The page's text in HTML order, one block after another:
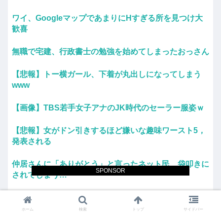
SPONSOR
ワイ、GoogleマップであまりにΗすぎる所を見つけ大
歓喜
無職で宅建、行政書士の勉強を始めてしまったおっさん
【悲報】トー横ガール、下着が丸出しになってしまう
www
【画像】TBS若手女子アナのJK時代のセーラー服姿ｗ
【悲報】女がドン引きするほど嫌いな趣味ワースト5，
発表される
仲居さんに「ありがとう」と言ったネット民、袋叩きに
されてしまう…
【悲報】ジャンポケ斎藤さん、壊れる
ホーム 検索 トップ サイドバー